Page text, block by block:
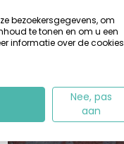
bezoekersgegevens, om
te tonen en om u een
informatie over de cookies
Nee, pas
aan